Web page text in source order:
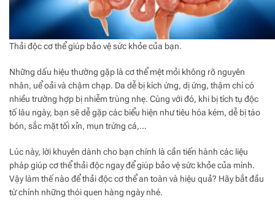
Thải độc cơ thể giúp bảo vệ sức khỏe của bạn.
Những dấu hiệu thường gặp là cơ thể mệt mỏi không rõ nguyên
nhân, uể oải và chậm chạp. Da dễ bị kích ứng, dị ứng, thậm chí có
nhiều trường hợp bị nhiễm trùng nhẹ. Cùng với đó, khi bị tích tụ độc
tố lâu ngày, bạn sẽ dễ gặp các biểu hiện như tiêu hóa kém, dễ bị táo
bón, sắc mặt tối xỉn, mụn trứng cá,…
Lúc này, lời khuyên dành cho bạn chính là cần tiến hành các liệu
pháp giúp cơ thể thải độc ngay để giúp bảo vệ sức khỏe của mình.
Vậy làm thế nào để thải độc cơ thể an toàn và hiệu quả? Hãy bắt đầu
từ chính những thói quen hàng ngày nhé.